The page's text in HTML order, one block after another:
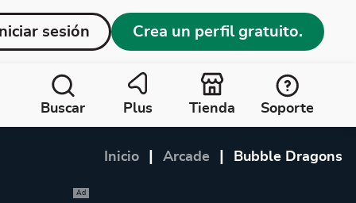
sesión Crea un perfil gratuito.
Buscar Plus Tienda Soporte
Inicio Arcade Bubble Dragons
Ad